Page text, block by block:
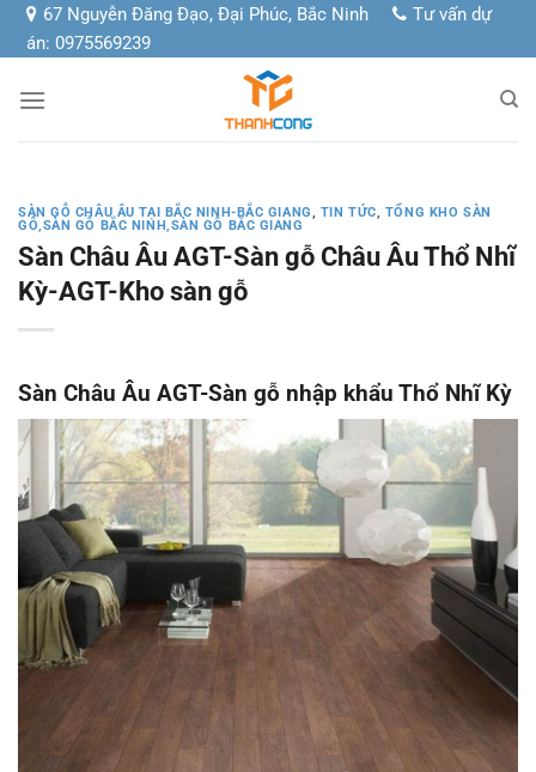
Chuyển
đến
dung
67 Nguyễn Đăng Đạo, Đại Phúc, Bắc Ninh
Tư vấn dự
án: 0975569239
SÀN GỖ CHÂU ÂU TẠI BẮC NINH-BẮC GIANG, TIN TỨC, TỔNG KHO SÀN
GỖ,SÀN GỖ BẮC NINH,SÀN GỖ BẮC GIANG
Sàn Châu Âu AGT-Sàn gỗ Châu Âu Thổ Nhĩ
Kỳ-AGT-Kho sàn gỗ
Sàn Châu Âu AGT-Sàn gỗ nhập khẩu Thổ Nhĩ Kỳ